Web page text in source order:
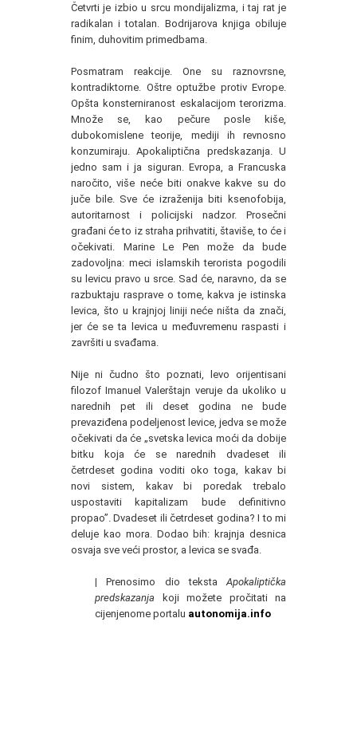
Četvrti je izbio u srcu mondijalizma, i taj rat je
radikalan i totalan. Bodrijarova knjiga obiluje
finim, duhovitim primedbama.
Posmatram reakcije. One su raznovrsne,
kontradiktorne. Oštre optužbe protiv Evrope.
Opšta konsterniranost eskalacijom terorizma.
Množe se, kao pečure posle kiše,
dubokomislene teorije, mediji ih revnosno
konzumiraju. Apokaliptična predskazanja. U
jedno sam i ja siguran. Evropa, a Francuska
naročito, više neće biti onakve kakve su do
juče bile. Sve će izraženija biti ksenofobija,
autoritarnost i policijski nadzor. Prosečni
građani će to iz straha prihvatiti, štaviše, to će i
očekivati. Marine Le Pen može da bude
zadovoljna: meci islamskih terorista pogodili
su levicu pravo u srce. Sad će, naravno, da se
razbuktaju rasprave o tome, kakva je istinska
levica, što u krajnjoj liniji neće ništa da znači,
jer će se ta levica u međuvremenu raspasti i
završiti u svađama.
Nije ni čudno što poznati, levo orijentisani
filozof Imanuel Valerštajn veruje da ukoliko u
narednih pet ili deset godina ne bude
prevaziđena podeljenost levice, jedva se može
očekivati da će „svetska levica moći da dobije
bitku koja će se narednih dvadeset ili
četrdeset godina voditi oko toga, kakav bi
novi sistem, kakav bi poredak trebalo
uspostaviti kapitalizam bude definitivno
propao”. Dvadeset ili četrdeset godina? I to mi
deluje kao mora. Dodao bih: krajnja desnica
osvaja sve veći prostor, a levica se svađa.
| Prenosimo dio teksta Apokaliptička
predskazanja koji možete pročitati na
cijenjenome portalu autonomija.info